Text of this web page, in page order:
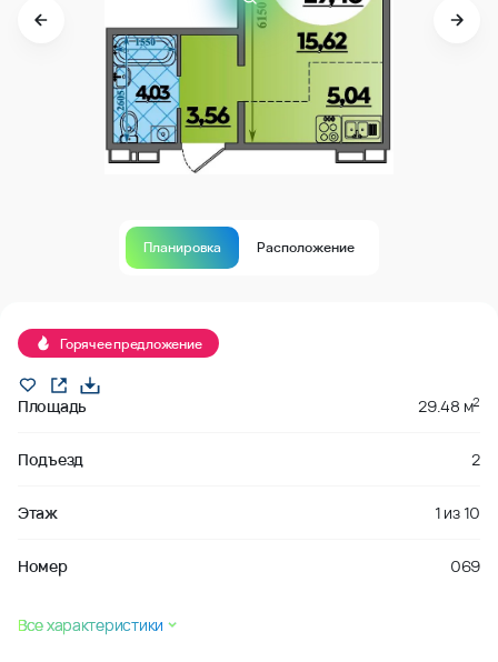
Планировка Расположение
Горячее предложение
Площадь 29.48 м2
Подъезд 2
Этаж 1 из10
Номер 069
Все характеристики